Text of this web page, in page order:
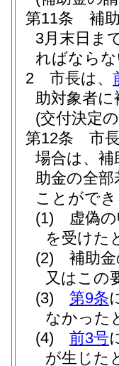
第11条
補
3月末日ま
ればなら
2
市長は、
助対象者
(交付決定
第12条
市
場合は、
助金の全
ことがで
(1)
虚偽
を受けた
(2)
補助
又はこの
(3)
第9条
なかった
(4)
前3号
が生じた